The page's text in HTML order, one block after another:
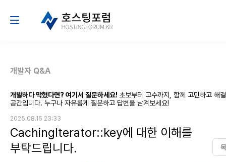
개발자 Q&A
개발하다 막혔다면? 여기서 질문하세요! 초보부터 고수까지, 함께 고민하고 해
공간입니다. 누구나 자유롭게 질문하고 답변을 남겨보세요!
2025.08.15 23:33
CachingIterator::key에 대한 이해를
부탁드립니다.